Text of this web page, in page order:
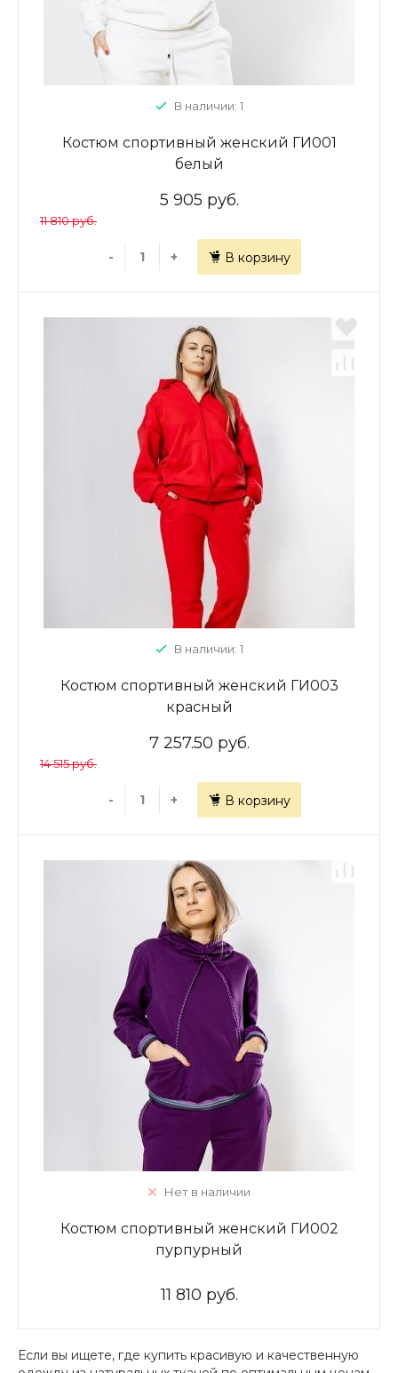
В наличии: 1
Костюм спортивный женский ГИ001
белый
5 905 руб.
11 810 руб.
- + В корзину
В наличии: 1
Костюм спортивный женский ГИ003
красный
7 257.50 руб.
14 515 руб.
- + В корзину
Нет в наличии
Костюм спортивный женский ГИ002
пурпурный
11 810 руб.
Если вы ищете, где купить красивую и качественную